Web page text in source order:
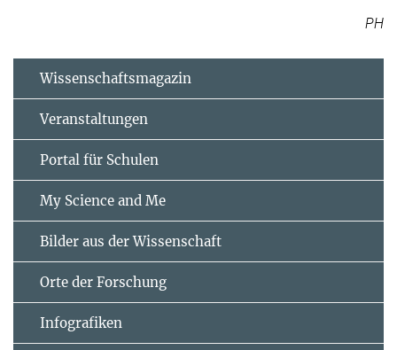
PH
Wissenschaftsmagazin
Veranstaltungen
Portal für Schulen
My Science and Me
Bilder aus der Wissenschaft
Orte der Forschung
Infografiken